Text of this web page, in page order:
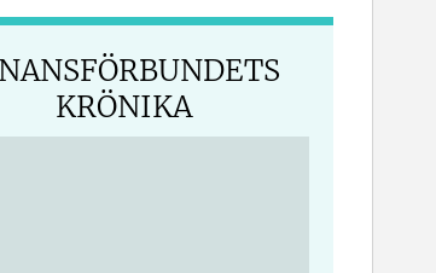
KRÖNIKA